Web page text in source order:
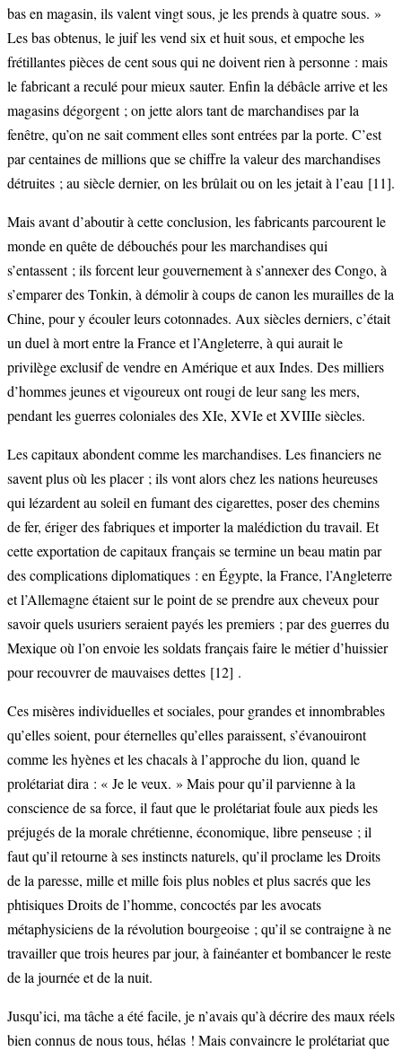
bas en magasin, ils valent vingt sous, je les prends à quatre sous. »
Les bas obtenus, le juif les vend six et huit sous, et empoche les
frétillantes pièces de cent sous qui ne doivent rien à personne : mais
le fabricant a reculé pour mieux sauter. Enfin la débâcle arrive et les
magasins dégorgent ; on jette alors tant de marchandises par la
fenêtre, qu’on ne sait comment elles sont entrées par la porte. C’est
par centaines de millions que se chiffre la valeur des marchandises
détruites ; au siècle dernier, on les brûlait ou on les jetait à l’eau [11].
Mais avant d’aboutir à cette conclusion, les fabricants parcourent le
monde en quête de débouchés pour les marchandises qui
s’entassent ; ils forcent leur gouvernement à s’annexer des Congo, à
s’emparer des Tonkin, à démolir à coups de canon les murailles de la
Chine, pour y écouler leurs cotonnades. Aux siècles derniers, c’était
un duel à mort entre la France et l’Angleterre, à qui aurait le
privilège exclusif de vendre en Amérique et aux Indes. Des milliers
d’hommes jeunes et vigoureux ont rougi de leur sang les mers,
pendant les guerres coloniales des XIe, XVIe et XVIIIe siècles.
Les capitaux abondent comme les marchandises. Les financiers ne
savent plus où les placer ; ils vont alors chez les nations heureuses
qui lézardent au soleil en fumant des cigarettes, poser des chemins
de fer, ériger des fabriques et importer la malédiction du travail. Et
cette exportation de capitaux français se termine un beau matin par
des complications diplomatiques : en Égypte, la France, l’Angleterre
et l’Allemagne étaient sur le point de se prendre aux cheveux pour
savoir quels usuriers seraient payés les premiers ; par des guerres du
Mexique où l’on envoie les soldats français faire le métier d’huissier
pour recouvrer de mauvaises dettes [12] .
Ces misères individuelles et sociales, pour grandes et innombrables
qu’elles soient, pour éternelles qu’elles paraissent, s’évanouiront
comme les hyènes et les chacals à l’approche du lion, quand le
prolétariat dira : « Je le veux. » Mais pour qu’il parvienne à la
conscience de sa force, il faut que le prolétariat foule aux pieds les
préjugés de la morale chrétienne, économique, libre penseuse ; il
faut qu’il retourne à ses instincts naturels, qu’il proclame les Droits
de la paresse, mille et mille fois plus nobles et plus sacrés que les
phtisiques Droits de l’homme, concoctés par les avocats
métaphysiciens de la révolution bourgeoise ; qu’il se contraigne à ne
travailler que trois heures par jour, à fainéanter et bombancer le reste
de la journée et de la nuit.
Jusqu’ici, ma tâche a été facile, je n’avais qu’à décrire des maux réels
bien connus de nous tous, hélas ! Mais convaincre le prolétariat que